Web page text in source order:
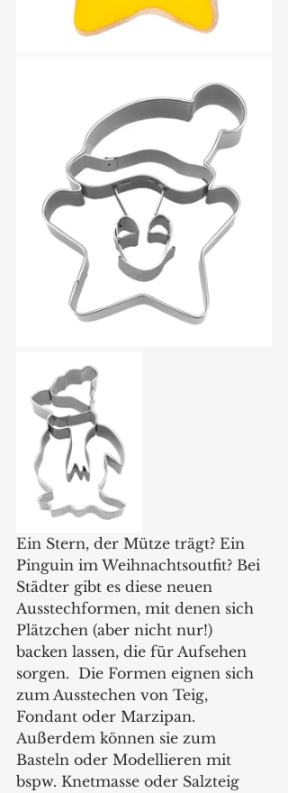
Ein Stern, der Mütze trägt? Ein
Pinguin im Weihnachtsoutfit? Bei
Städter gibt es diese neuen
Ausstechformen, mit denen sich
Plätzchen (aber nicht nur!)
backen lassen, die für Aufsehen
sorgen.  Die Formen eignen sich
zum Ausstechen von Teig,
Fondant oder Marzipan.
Außerdem können sie zum
Basteln oder Modellieren mit
bspw. Knetmasse oder Salzteig